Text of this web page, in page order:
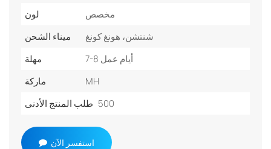
لون
مخصص
ميناء الشحن
شنتشن، هونغ كونغ
مهلة
7-8 أيام عمل
ماركة
MH
طلب المنتج الأدنى 500
استفسر الآن